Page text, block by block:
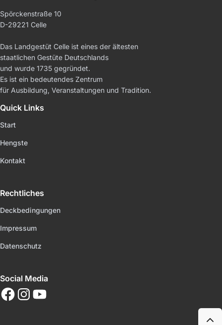
Spörckenstraße 10
D-29221 Celle
Das Landgestüt Celle ist eines der ältesten
staatlichen Gestüte Deutschlands
und wurde 1735 gegründet.
Es ist ein bedeutendes Zentrum
für Ausbildung, Veranstaltungen und Tradition.
Quick Links
Start
Hengste
Kontakt
Rechtliches
Deckbedingungen
Impressum
Datenschutz
Social Media